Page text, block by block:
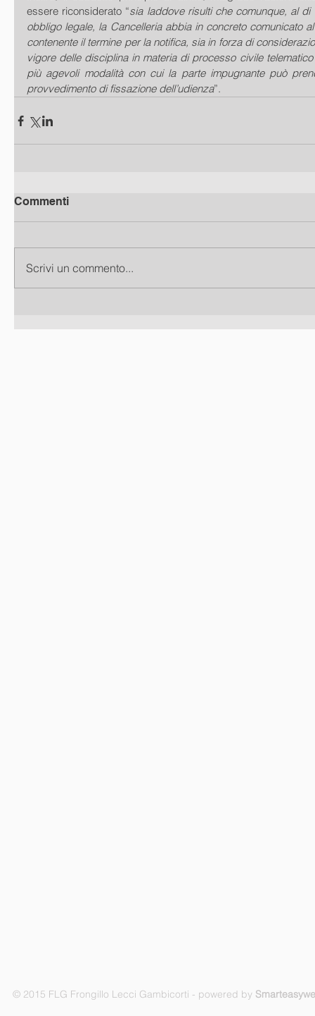
essere riconsiderato “sia laddove risulti che comunque, al di
obbligo legale, la Cancelleria abbia in concreto comunicato
contenente il termine per la notifica, sia in forza di
vigore delle disciplina in materia di processo civile
più agevoli modalità con cui la parte impugnante può
provvedimento di fissazione dell’udienza”.
Commenti
Scrivi un commento...
© 2015 FLG Frongillo Lecci Gambicorti - powered by